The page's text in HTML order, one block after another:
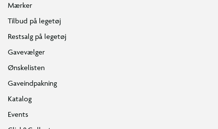
Mærker
Tilbud på legetøj
Restsalg på legetøj
Gavevælger
Ønskelisten
Gaveindpakning
Katalog
Events